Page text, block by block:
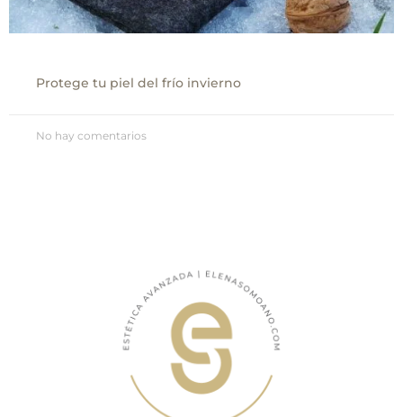
Protege tu piel del frío invierno
No hay comentarios